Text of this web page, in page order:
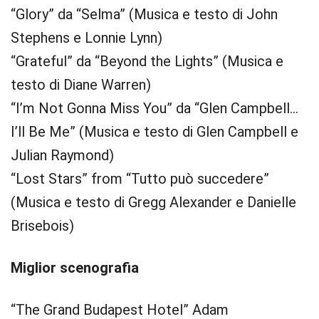
“Glory” da “Selma” (Musica e testo di John
Stephens e Lonnie Lynn)
“Grateful” da “Beyond the Lights” (Musica e
testo di Diane Warren)
“I’m Not Gonna Miss You” da “Glen Campbell…
I’ll Be Me” (Musica e testo di Glen Campbell e
Julian Raymond)
“Lost Stars” from “Tutto può succedere”
(Musica e testo di Gregg Alexander e Danielle
Brisebois)
Miglior scenografia
“The Grand Budapest Hotel” Adam